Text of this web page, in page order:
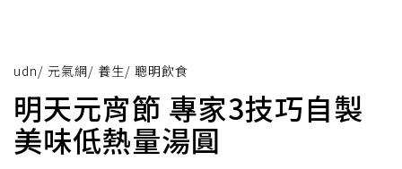
udn/ 元氣網/ 養生/ 聰明飲食
明天元宵節 專家3技巧自製
美味低熱量湯圓